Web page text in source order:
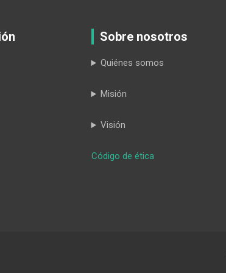
Sobre nosotros
Quiénes somos
Misión
Visión
Código de ética: